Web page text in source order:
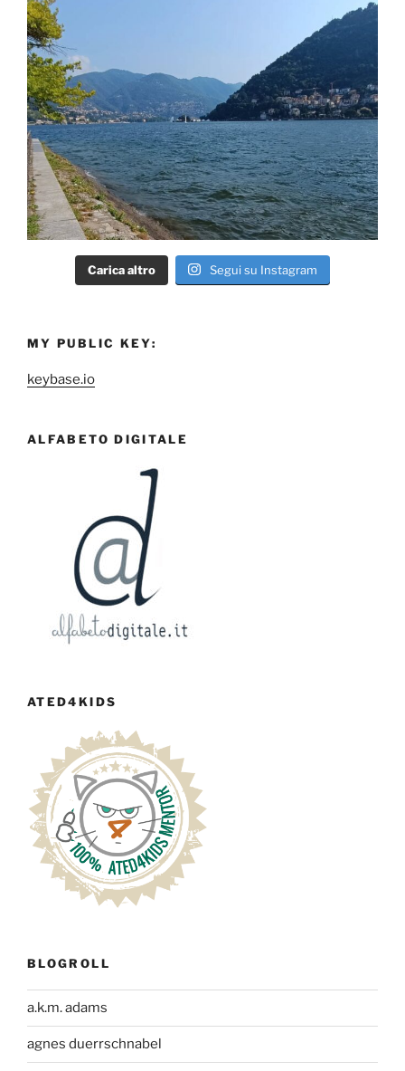
Carica altro Segui su Instagram
MY PUBLIC KEY:
keybase.io
ALFABETO DIGITALE
ATED4KIDS
BLOGROLL
a.k.m. adams
agnes duerrschnabel